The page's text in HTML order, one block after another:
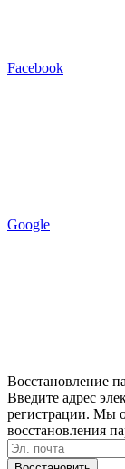
Facebook
Google
Восстановление
Введите адрес
регистрации. Мы
восстановления